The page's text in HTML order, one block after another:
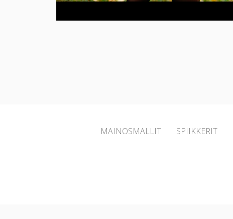
MAINOSMALLIT SPIIKKERIT